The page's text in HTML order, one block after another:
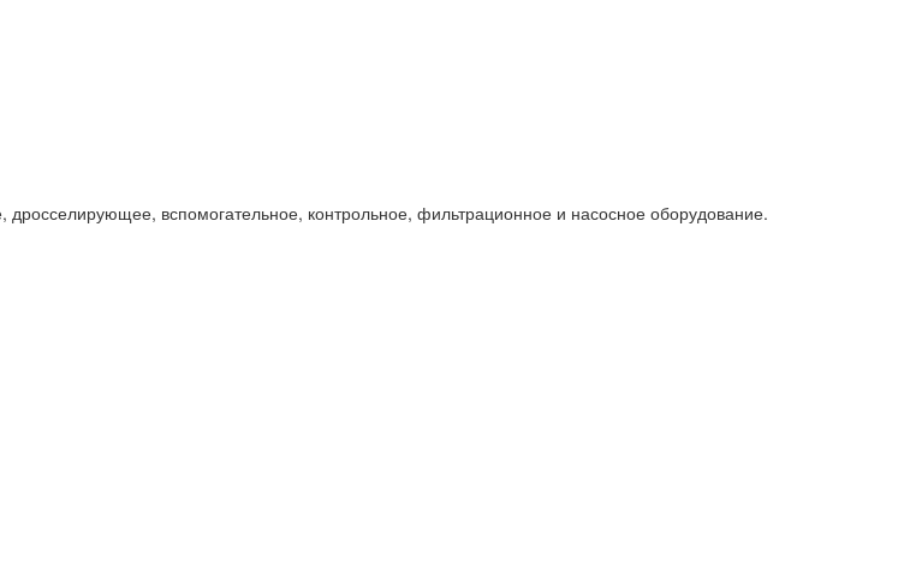
вспомогательное, контрольное, фильтрационное и насосное оборудование.